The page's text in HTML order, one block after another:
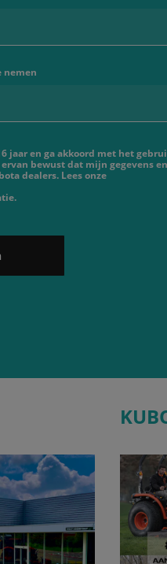
nemen
jaar en ga akkoord met het
bewust dat mijn gegevens
dealers. Lees onze